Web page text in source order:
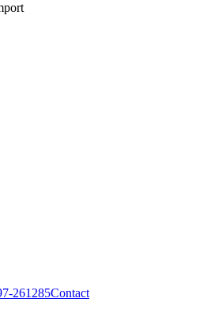
261285Contact